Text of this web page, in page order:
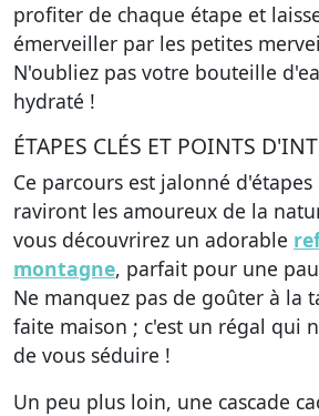
profiter de chaque étape et
émerveiller par les petites
N'oubliez pas votre bouteille
hydraté !
ÉTAPES CLÉS ET POINTS
Ce parcours est jalonné
raviront les amoureux de la
vous découvrirez un adorable
montagne, parfait pour une
Ne manquez pas de goûter à la
faite maison ; c'est un régal qui
de vous séduire !
Un peu plus loin, une cascade